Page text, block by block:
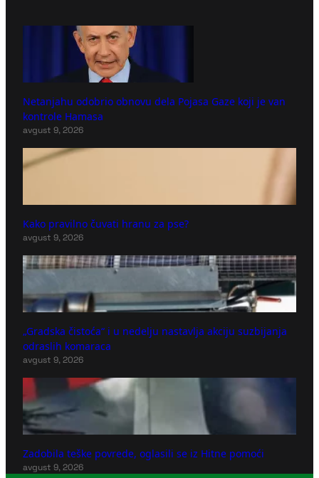
Netanjahu odobrio obnovu dela Pojasa Gaze koji je van
kontrole Hamasa
avgust 9, 2026
Kako pravilno čuvati hranu za pse?
avgust 9, 2026
„Gradska čistoća“ i u nedelju nastavlja akciju suzbijanja
odraslih komaraca
avgust 9, 2026
Zadobila teške povrede, oglasili se iz Hitne pomoći
avgust 9, 2026